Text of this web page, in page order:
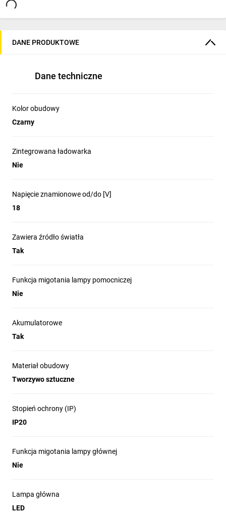
DANE PRODUKTOWE
Dane techniczne
Kolor obudowy
Czarny
Zintegrowana ładowarka
Nie
Napięcie znamionowe od/do [V]
18
Zawiera źródło światła
Tak
Funkcja migotania lampy pomocniczej
Nie
Akumulatorowe
Tak
Materiał obudowy
Tworzywo sztuczne
Stopień ochrony (IP)
IP20
Funkcja migotania lampy głównej
Nie
Lampa główna
LED